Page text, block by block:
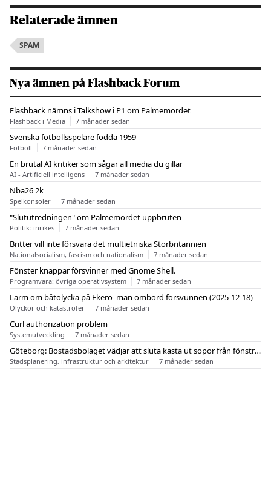
Relaterade ämnen
SPAM
Nya ämnen på Flashback Forum
Flashback nämns i Talkshow i P1 om Palmemordet
Flashback i Media 7 månader sedan
Svenska fotbollsspelare födda 1959
Fotboll 7 månader sedan
En brutal AI kritiker som sågar all media du gillar
AI - Artificiell intelligens 7 månader sedan
Nba26 2k
Spelkonsoler 7 månader sedan
"Slututredningen" om Palmemordet uppbruten
Politik: inrikes 7 månader sedan
Britter vill inte försvara det multietniska Storbritannien
Nationalsocialism, fascism och nationalism 7 månader sedan
Fönster knappar försvinner med Gnome Shell.
Programvara: övriga operativsystem 7 månader sedan
Larm om båtolycka på Ekerö  man ombord försvunnen (2025-12-18)
Olyckor och katastrofer 7 månader sedan
Curl authorization problem
Systemutveckling 7 månader sedan
Göteborg: Bostadsbolaget vädjar att sluta kasta ut sopor från fönstren
Stadsplanering, infrastruktur och arkitektur 7 månader sedan